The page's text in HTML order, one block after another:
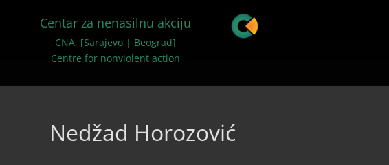
Centar za nenasilnu akciju
CNA [Sarajevo | Beograd]
Centre for nonviolent action
Nedžad Horozović